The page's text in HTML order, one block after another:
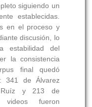
siguiendo un
establecidas.
en el proceso y
discusión, lo
estabilidad del
la consistencia
final quedó
341 de Álvarez
Ruíz y 213 de
fueron